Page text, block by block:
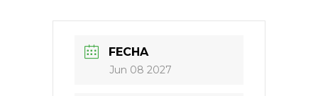
FECHA
Jun 08 2027